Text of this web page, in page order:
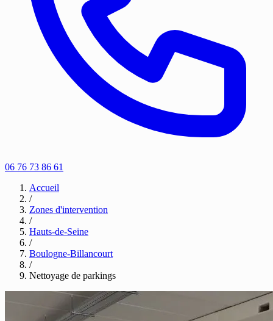
06 76 73 86 61
Accueil
/
Zones d'intervention
/
Hauts-de-Seine
/
Boulogne-Billancourt
/
Nettoyage de parkings